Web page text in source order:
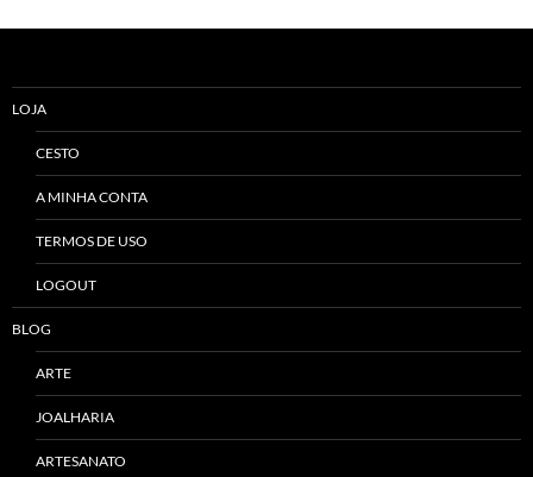
LOJA
CESTO
A MINHA CONTA
TERMOS DE USO
LOGOUT
BLOG
ARTE
JOALHARIA
ARTESANATO